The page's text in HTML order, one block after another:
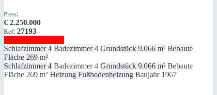
Preis:
€ 2.250.000
Ref: 27193
Schlafzimmer 4 Badezimmer 4 Grundstück 9.066 m² Bebaute
Fläche 269 m²
Schlafzimmer 4 Badezimmer 4 Grundstück 9.066 m² Bebaute
Fläche 269 m² Heizung Fußbodenheizung Baujahr 1967